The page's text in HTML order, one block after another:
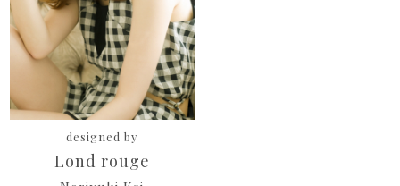
designed by
Lond rouge